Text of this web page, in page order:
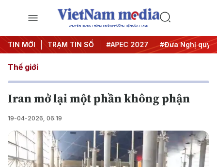
CHUYÊN TRANG THÔNG TIN ĐA PHƯƠNG TIỆN CỦA TTXVN
TIN MỚI TRẠM TIN SỐ
#Hội nghị Trung ương 3 #APEC 2027 #Đưa Nghị quyết
Thế giới
Iran mở lại một phần không phận
19-04-2026, 06:19